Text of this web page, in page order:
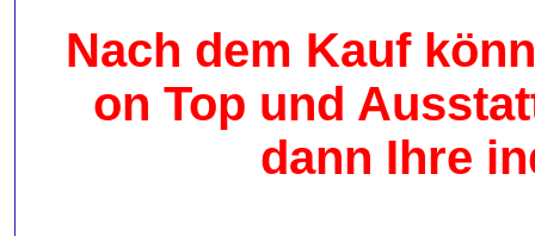
Nach dem Kauf
on Top und
dann Ihre